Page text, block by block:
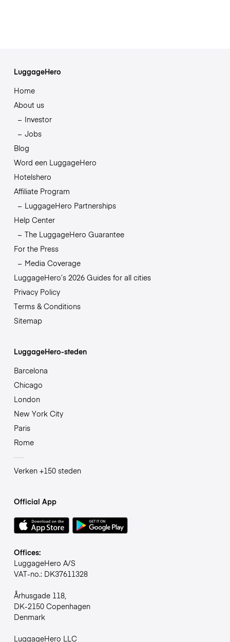
LuggageHero
Home
About us
Investor
Jobs
Blog
Word een LuggageHero
Hotelshero
Affiliate Program
LuggageHero Partnerships
Help Center
The LuggageHero Guarantee
For the Press
Media Coverage
LuggageHero’s 2026 Guides for all cities
Privacy Policy
Terms & Conditions
Sitemap
LuggageHero-steden
Barcelona
Chicago
London
New York City
Paris
Rome
Verken +150 steden
Official App
Offices:
LuggageHero A/S
VAT-no.: DK37611328
Århusgade 118,
DK-2150 Copenhagen
Denmark
LuggageHero LLC